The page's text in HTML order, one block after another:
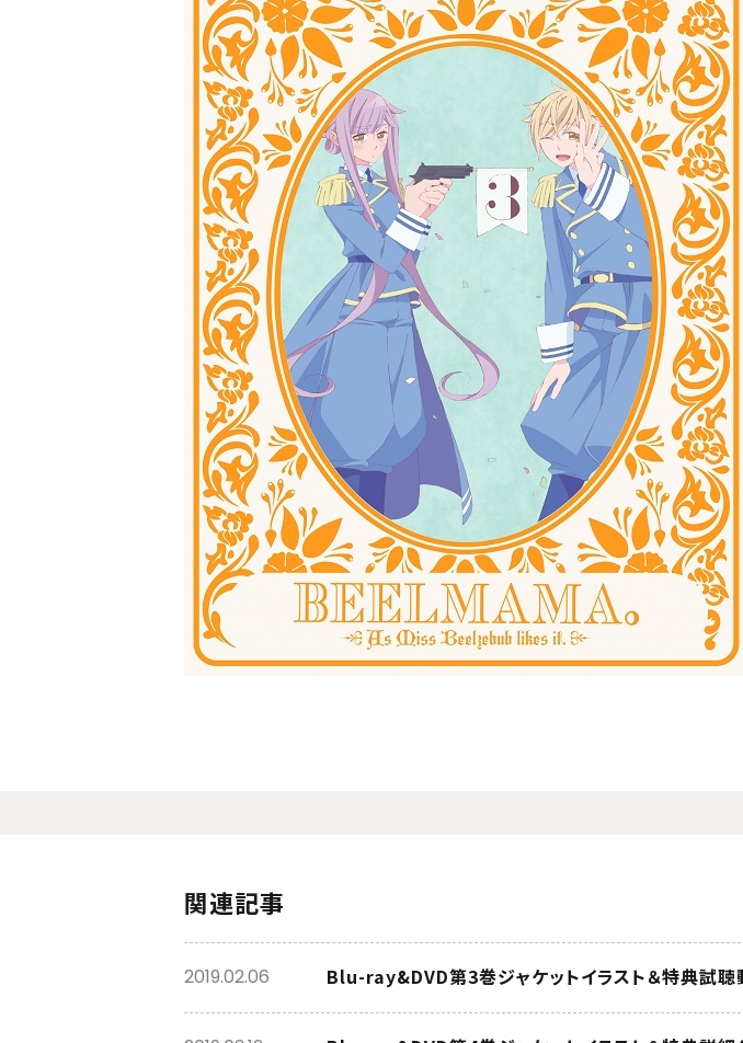
関連記事
Blu-ray&DVD第3巻ジャケットイラスト＆特典試聴
2019.02.06